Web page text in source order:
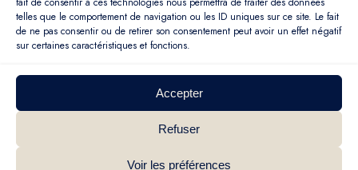
telles que le comportement de navigation ou les ID uniques sur ce site. Le fait
de ne pas consentir ou de retirer son consentement peut avoir un effet négatif
sur certaines caractéristiques et fonctions.
Accepter
Refuser
Voir les préférences
Non classé
Par Christelle Lepetit 20 novembre 2025
« Quoi que tu rêves d’entreprendre,
commence-le. L’audace a du génie, du
pouvoir, de la magie. » Goethe